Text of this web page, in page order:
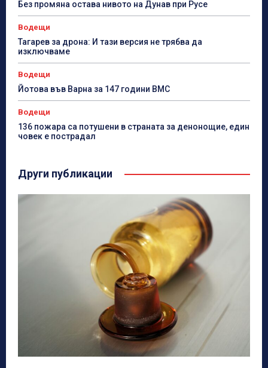
Без промяна остава нивото на Дунав при Русе
Водещи
Тагарев за дрона: И тази версия не трябва да
изключваме
Водещи
Йотова във Варна за 147 години ВМС
Водещи
136 пожара са потушени в страната за денонощие, един
човек е пострадал
Други публикации